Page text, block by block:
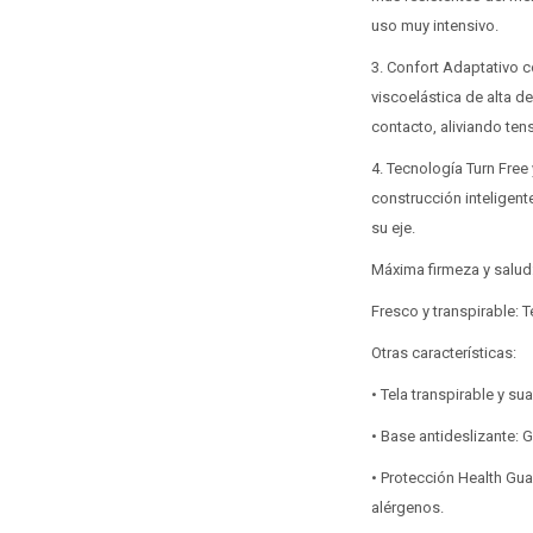
uso muy intensivo.
3. Confort Adaptativo
viscoelástica de alta
contacto, aliviando
4. Tecnología Turn
construcción
su eje.
Máxima firmeza y
Fresco y transpirable:
Otras características:
• Tela transpirable y
• Base antideslizante:
• Protección Health
alérgenos.